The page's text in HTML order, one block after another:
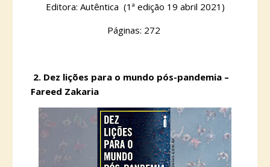
Editora: Autêntica (1ª edição 19 abril 2021)
Páginas: 272
2. Dez lições para o mundo pós-pandemia –
Fareed Zakaria